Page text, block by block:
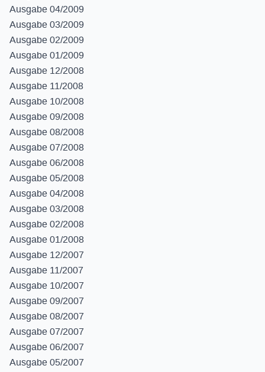
Ausgabe 04/2009
Ausgabe 03/2009
Ausgabe 02/2009
Ausgabe 01/2009
Ausgabe 12/2008
Ausgabe 11/2008
Ausgabe 10/2008
Ausgabe 09/2008
Ausgabe 08/2008
Ausgabe 07/2008
Ausgabe 06/2008
Ausgabe 05/2008
Ausgabe 04/2008
Ausgabe 03/2008
Ausgabe 02/2008
Ausgabe 01/2008
Ausgabe 12/2007
Ausgabe 11/2007
Ausgabe 10/2007
Ausgabe 09/2007
Ausgabe 08/2007
Ausgabe 07/2007
Ausgabe 06/2007
Ausgabe 05/2007